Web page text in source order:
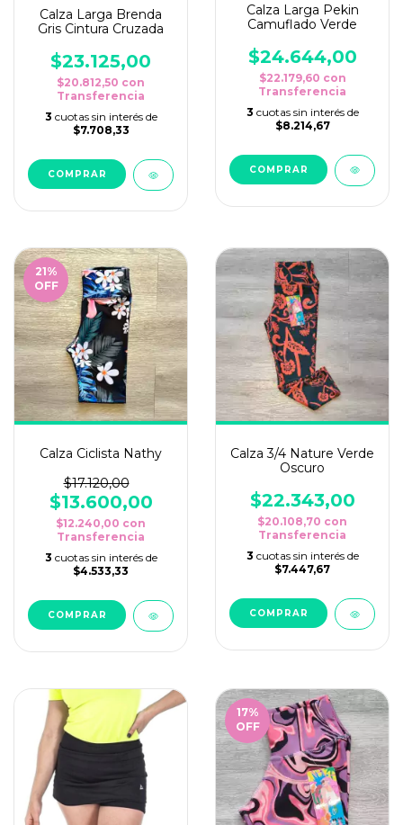
Calza Larga Brenda
Gris Cintura Cruzada
$23.125,00
$20.812,50 con
Transferencia
3 cuotas sin interés de
$7.708,33
COMPRAR
Calza Larga Pekin
Camuflado Verde
$24.644,00
$22.179,60 con
Transferencia
3 cuotas sin interés de
$8.214,67
COMPRAR
21%
OFF
Calza Ciclista Nathy
$17.120,00
$13.600,00
$12.240,00 con
Transferencia
3 cuotas sin interés de
$4.533,33
COMPRAR
Calza 3/4 Nature Verde
Oscuro
$22.343,00
$20.108,70 con
Transferencia
3 cuotas sin interés de
$7.447,67
COMPRAR
17%
OFF